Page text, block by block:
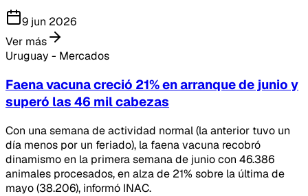
9 jun 2026
Ver más
Uruguay - Mercados
Faena vacuna creció 21% en arranque de junio y
superó las 46 mil cabezas
Con una semana de actividad normal (la anterior tuvo un
día menos por un feriado), la faena vacuna recobró
dinamismo en la primera semana de junio con 46.386
animales procesados, en alza de 21% sobre la última de
mayo (38.206), informó INAC.